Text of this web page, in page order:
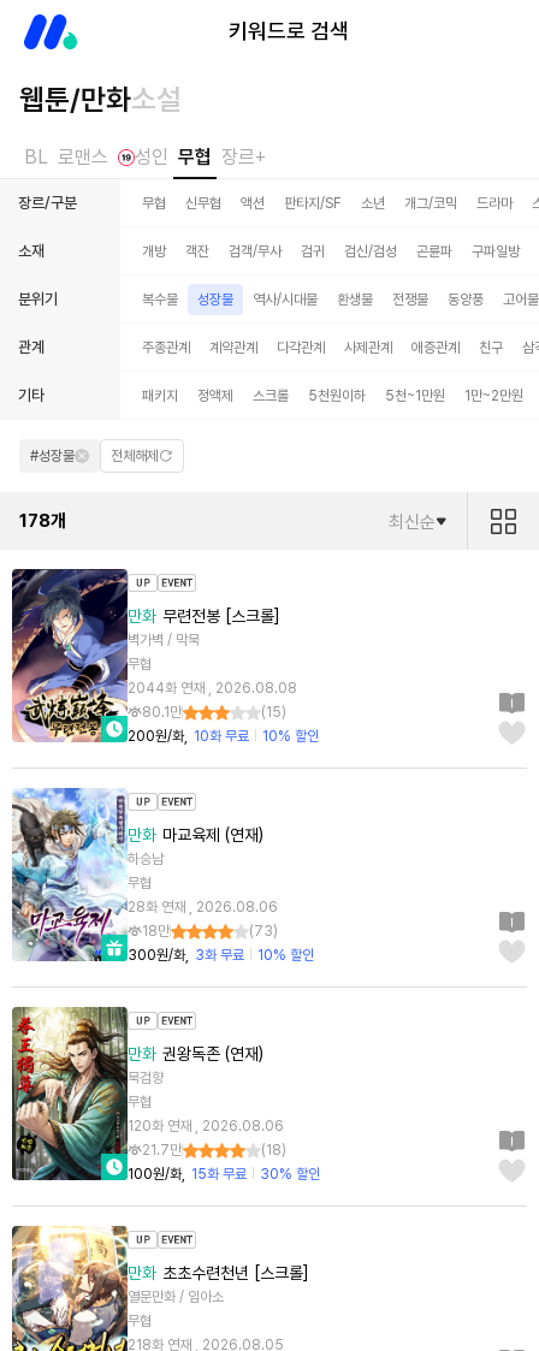
키워드로 검색
웹툰/만화소설
BL 로맨스 성인 무협 장르+
장르/구분 무협 신무협 액션 판타지/SF 소년 개그/코믹 드라마
소재 개방 객잔 검객/무사 검귀 검신/검성 곤륜파 구파일방
분위기 복수물 성장물 역사/시대물 환생물 전쟁물 동양풍 고어물
관계 주종관계 계약관계 다각관계 사제관계 애증관계 친구 삼
기타 패키지 정액제 스크롤 5천원이하 5천~1만원 1만~2만원
#성장물 전체해제
178개 최신순
만화 무련전봉 [스크롤]
벽가벽 / 막묵
무협
2044화 연재 , 2026.08.08
80.1만
(15)
200원/화
10화 무료 10% 할인
만화 마교육제 (연재)
하승남
무협
28화 연재 , 2026.08.06
18만
(73)
300원/화
3화 무료 10% 할인
만화 권왕독존 (연재)
묵검향
무협
120화 연재 , 2026.08.06
21.7만
(18)
100원/화
15화 무료 30% 할인
만화 초초수련천년 [스크롤]
열문만화 / 임아소
무협
218화 연재 , 2026.08.05